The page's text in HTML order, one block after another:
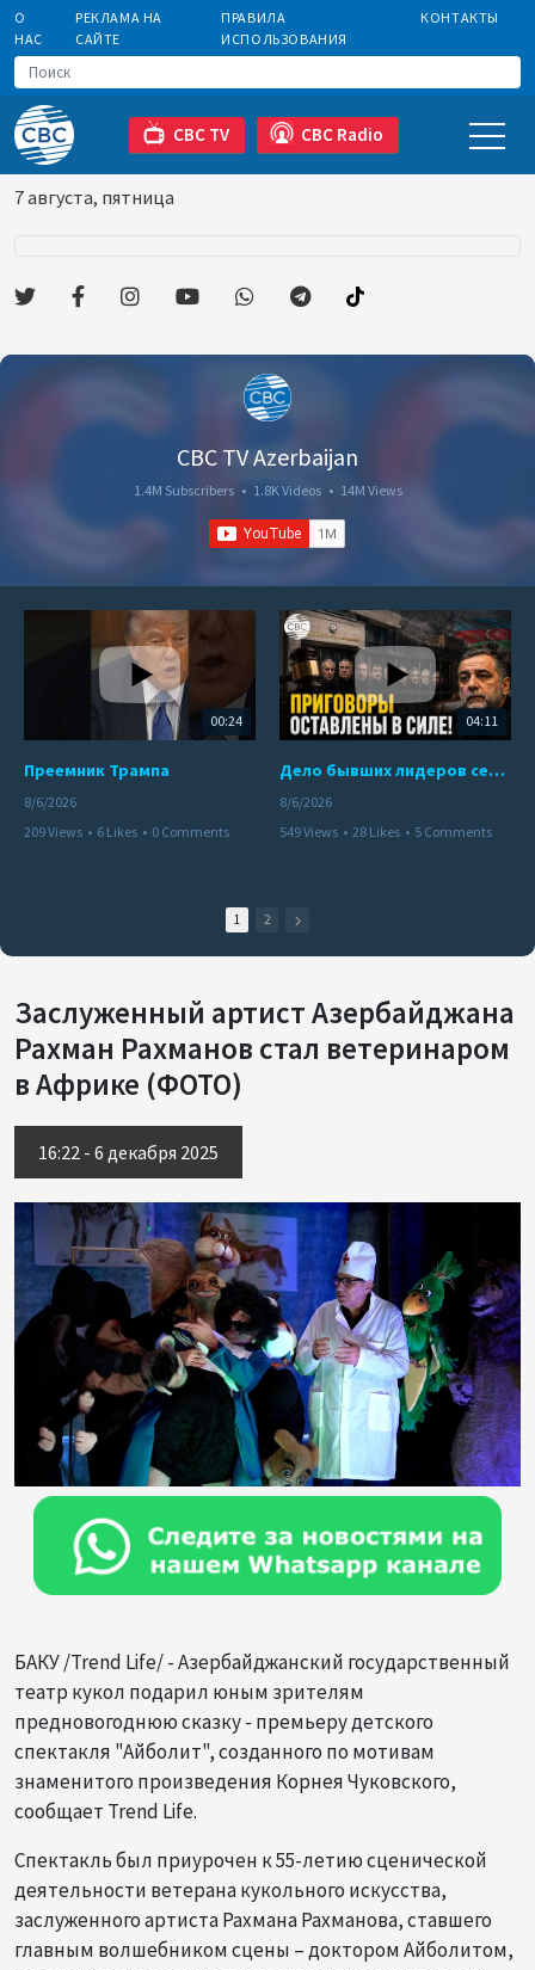
О
НАС
РЕКЛАМА НА
САЙТЕ
ПРАВИЛА
ИСПОЛЬЗОВАНИЯ
КОНТАКТЫ
CBC TV CBC Radio
7 августа, пятница
CBC TV Azerbaijan
1.4M Subscribers • 1.8K Videos • 14M Views
00:24
Преемник Трампа
8/6/2026
209 Views • 6 Likes • 0 Comments
04:11
Дело бывших лидеров сепаратистского режима в Карабахе
8/6/2026
549 Views • 28 Likes • 5 Comments
1 2
Заслуженный артист Азербайджана
Рахман Рахманов стал ветеринаром
в Африке (ФОТО)
16:22 - 6 декабря 2025
БАКУ /Trend Life/ - Азербайджанский государственный
театр кукол подарил юным зрителям
предновогоднюю сказку - премьеру детского
спектакля "Айболит", созданного по мотивам
знаменитого произведения Корнея Чуковского,
сообщает Trend Life.
Спектакль был приурочен к 55-летию сценической
деятельности ветерана кукольного искусства,
заслуженного артиста Рахмана Рахманова, ставшего
главным волшебником сцены – доктором Айболитом,